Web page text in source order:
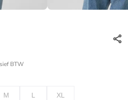
BTW
M L XL